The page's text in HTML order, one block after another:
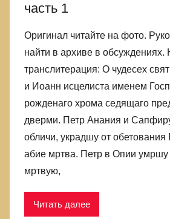
часть 1
Оригинал читайте на фото.
найти в архиве в обсуждениях.
транслитерация: О чудесех
и Иоанн исцелиста именем
рожденаго хрома седящаго
дверми. Петр Анания и
обличи, украдшу от
абие мртва. Петр в Опии умршу
мртвую,
Читать далее